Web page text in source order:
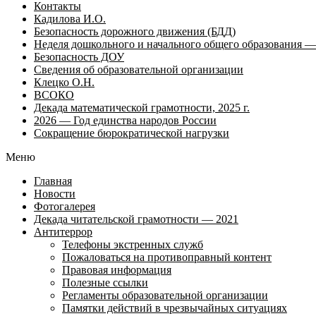
Контакты
Кадилова И.О.
Безопасность дорожного движения (БДД)
Неделя дошкольного и начального общего образования —
Безопасность ДОУ
Сведения об образовательной организации
Клецко О.Н.
ВСОКО
Декада математической грамотности, 2025 г.
2026 — Год единства народов России
Сокращение бюрократической нагрузки
Меню
Главная
Новости
Фотогалерея
Декада читательской грамотности — 2021
Антитеррор
Телефоны экстренных служб
Пожаловаться на противоправный контент
Правовая информация
Полезные ссылки
Регламенты образовательной организации
Памятки действий в чрезвычайных ситуациях